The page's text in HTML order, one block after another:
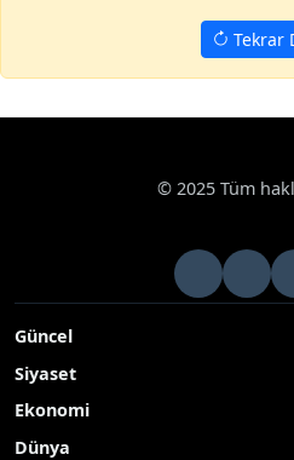
Tekrar
© 2025 Tüm
Güncel
Siyaset
Ekonomi
Dünya